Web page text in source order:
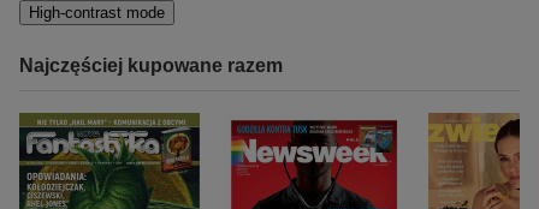
High-contrast mode
Najczęściej kupowane razem